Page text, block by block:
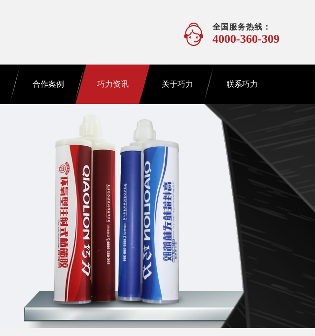
全国服务热线：
4000-360-309
合作案例 巧力资讯 关于巧力 联系巧力